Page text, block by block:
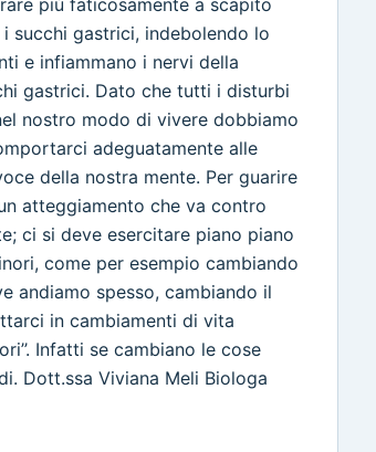
più faticosamente a scapito
succhi gastrici, indebolendo lo
e infiammano i nervi della
gastrici. Dato che tutti i disturbi
nostro modo di vivere dobbiamo
adeguatamente alle
della nostra mente. Per guarire
atteggiamento che va contro
ci si deve esercitare piano piano
come per esempio cambiando
andiamo spesso, cambiando il
in cambiamenti di vita
Infatti se cambiano le cose
Dott.ssa Viviana Meli Biologa